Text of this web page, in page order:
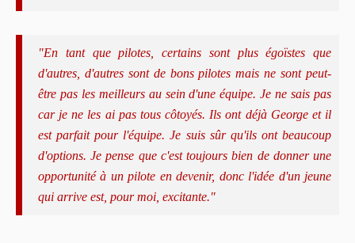
"En tant que pilotes, certains sont plus égoïstes que
d'autres, d'autres sont de bons pilotes mais ne sont peut-
être pas les meilleurs au sein d'une équipe. Je ne sais pas
car je ne les ai pas tous côtoyés. Ils ont déjà George et il
est parfait pour l'équipe. Je suis sûr qu'ils ont beaucoup
d'options. Je pense que c'est toujours bien de donner une
opportunité à un pilote en devenir, donc l'idée d'un jeune
qui arrive est, pour moi, excitante."